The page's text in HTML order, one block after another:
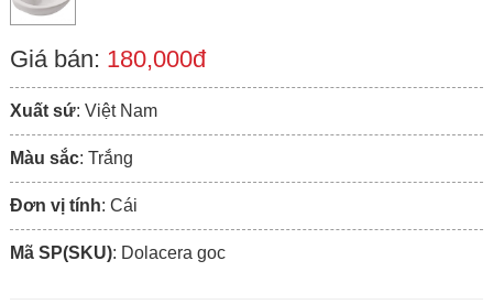
Giá bán: 180,000đ
Xuất sứ: Việt Nam
Màu sắc: Trắng
Đơn vị tính: Cái
Mã SP(SKU): Dolacera goc